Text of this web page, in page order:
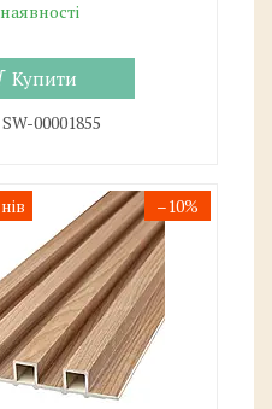
Купити
SW-00001855
–10%